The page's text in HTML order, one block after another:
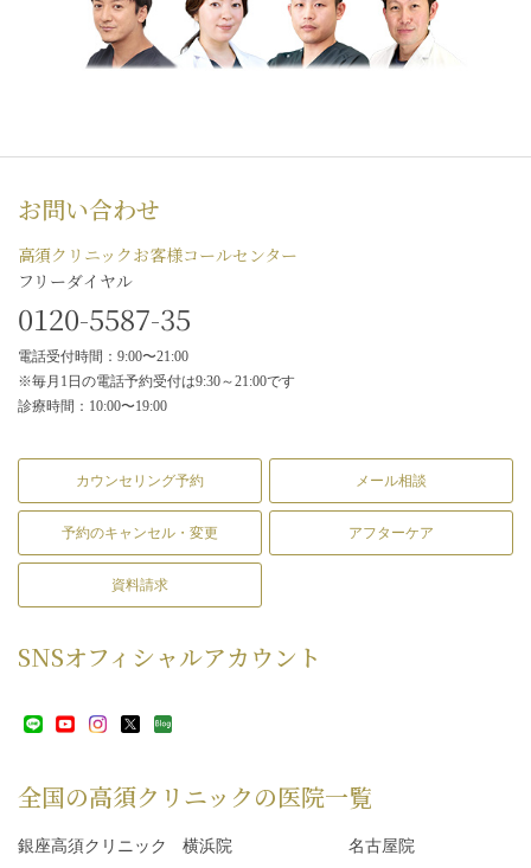
お問い合わせ
高須クリニックお客様コールセンター
フリーダイヤル
0120-5587-35
電話受付時間：9:00〜21:00
※毎月1日の電話予約受付は9:30～21:00です
診療時間：10:00〜19:00
カウンセリング予約 メール相談
予約のキャンセル・変更 アフターケア
資料請求
SNSオフィシャルアカウント
全国の高須クリニックの医院一覧
銀座高須クリニック 横浜院 名古屋院